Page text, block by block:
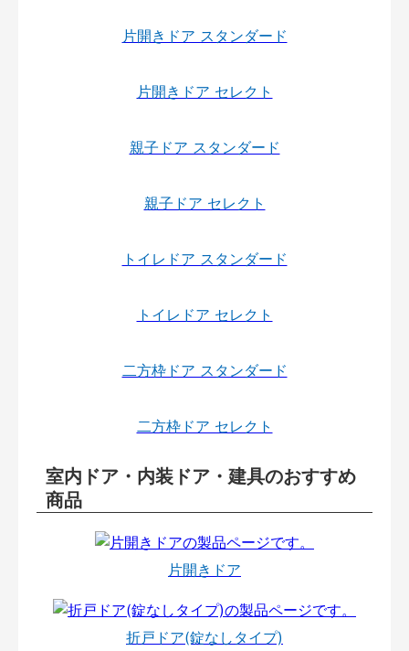
片開きドア スタンダード
片開きドア セレクト
親子ドア スタンダード
親子ドア セレクト
トイレドア スタンダード
トイレドア セレクト
二方枠ドア スタンダード
二方枠ドア セレクト
室内ドア・内装ドア・建具のおすすめ
商品
片開きドア
折戸ドア(錠なしタイプ)